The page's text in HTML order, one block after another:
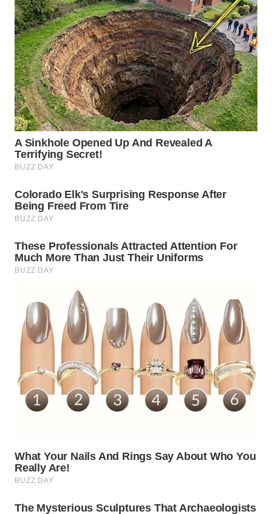
SELATAN
WN
TANJUNG
LESUNG
WN
KARO
WN
SIMALUNGUN
LABUHANBATU
TAPANULI
TENGAH
SERDANG
WN
TEBING
WN
PAKPAK
WN